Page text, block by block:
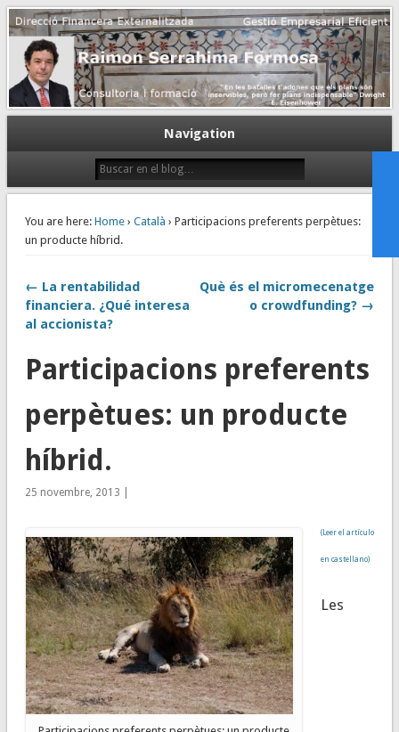
Dirección financiera de la PyME
Gestión empresarial eficiente. Dirección financiera externalizada.
Navigation
You are here: Home› Català › Participacions preferents perpètues:
un producte híbrid.
← La rentabilidad
financiera. ¿Qué interesa
al accionista?
Què és el micromecenatge
o crowdfunding? →
Participacions preferents
perpètues: un producte
híbrid.
25 novembre, 2013 |
(Leer el artículo
en castellano)
Les